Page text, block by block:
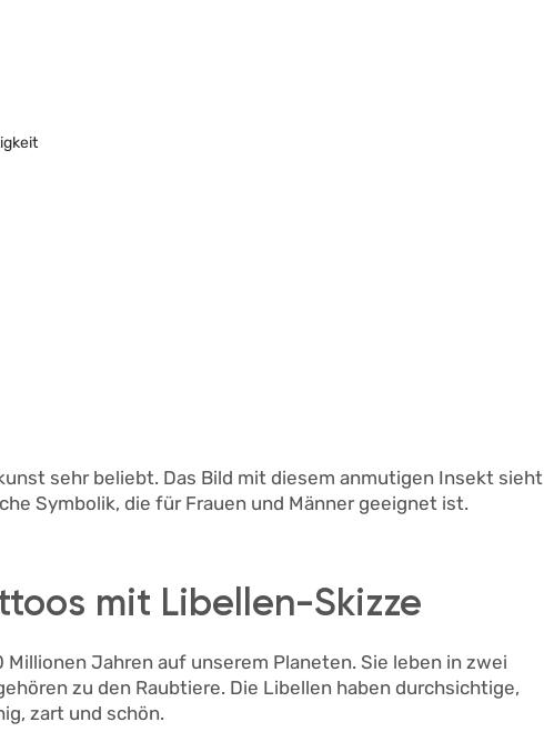
sehr beliebt. Das Bild mit diesem anmutigen Insekt sieht
Symbolik, die für Frauen und Männer geeignet ist.
mit Libellen-Skizze
Jahren auf unserem Planeten. Sie leben in zwei
zu den Raubtiere. Die Libellen haben durchsichtige,
zart und schön.